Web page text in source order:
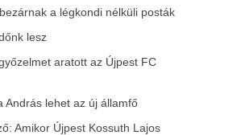
a légkondi nélküli posták
lesz
aratott az Újpest FC
András lehet az új államfő
Amikor Újpest Kossuth Lajos